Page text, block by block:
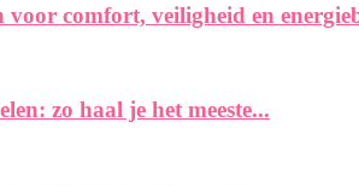
voor comfort, veiligheid en
zo haal je het meeste...